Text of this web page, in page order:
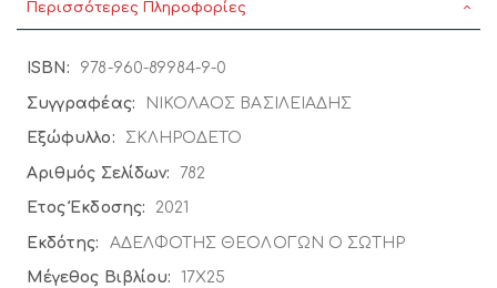
Περισσότερες Πληροφορίες
Περισσότερες
Πληροφορίες
978-960-89984-9-0
ΝΙΚΟΛΑΟΣ ΒΑΣΙΛΕΙΑΔΗΣ
ΣΚΛΗΡΟΔΕΤΟ
782
2021
ΑΔΕΛΦΟΤΗΣ ΘΕΟΛΟΓΩΝ Ο ΣΩΤΗΡ
17X25